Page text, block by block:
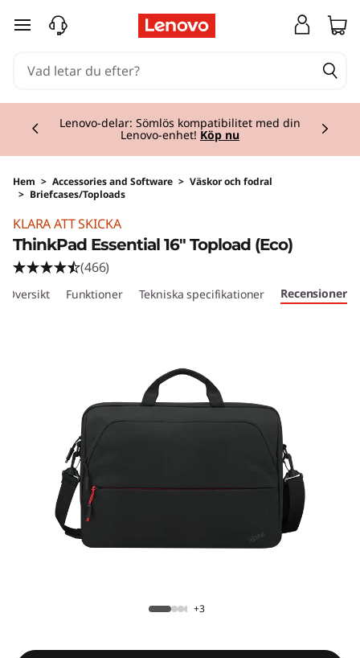
hoppa vidare till huvudinnehållet
Lenovo-delar: Sömlös kompatibilitet med din
Lenovo-enhet! Köp nu
Hem > Accessories and Software > Väskor och fodral
> Briefcases/Toploads
KLARA ATT SKICKA
ThinkPad Essential 16" Topload (Eco)
(466)
Översikt Funktioner Tekniska specifikationer Recensioner
+3